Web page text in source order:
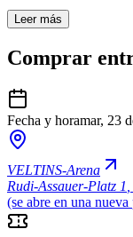
Leer más
Comprar
Fecha y horamar, 23
VELTINS-Arena
Rudi-Assauer-Platz 1
(se abre en una nueva